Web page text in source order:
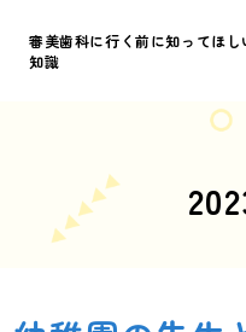
審美歯科に行く前に知ってほ
知識